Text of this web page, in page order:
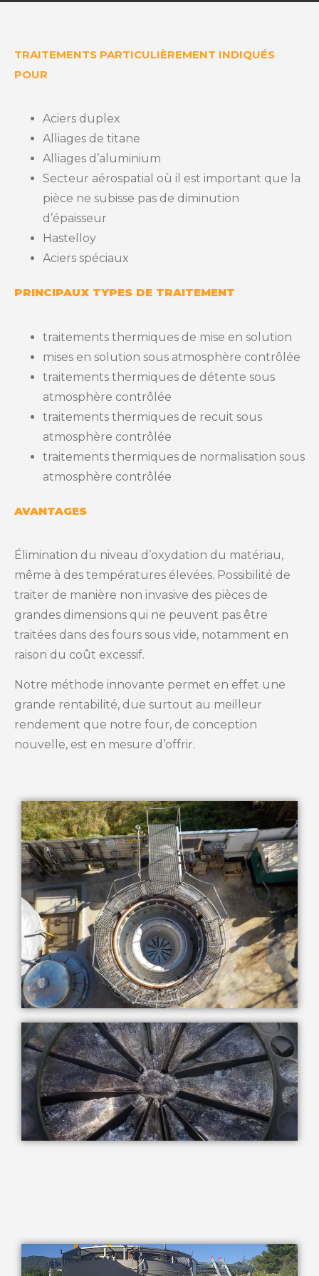
TRAITEMENTS PARTICULIÈREMENT INDIQUÉS
POUR
Aciers duplex
Alliages de titane
Alliages d’aluminium
Secteur aérospatial où il est important que la
pièce ne subisse pas de diminution
d’épaisseur
Hastelloy
Aciers spéciaux
PRINCIPAUX TYPES DE TRAITEMENT
traitements thermiques de mise en solution
mises en solution sous atmosphère contrôlée
traitements thermiques de détente sous
atmosphère contrôlée
traitements thermiques de recuit sous
atmosphère contrôlée
traitements thermiques de normalisation sous
atmosphère contrôlée
AVANTAGES
Élimination du niveau d’oxydation du matériau,
même à des températures élevées. Possibilité de
traiter de manière non invasive des pièces de
grandes dimensions qui ne peuvent pas être
traitées dans des fours sous vide, notamment en
raison du coût excessif.
Notre méthode innovante permet en effet une
grande rentabilité, due surtout au meilleur
rendement que notre four, de conception
nouvelle, est en mesure d’offrir.